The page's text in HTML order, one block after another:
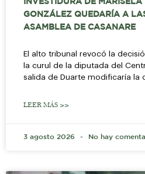
INVESTIDURA DE
GONZÁLEZ QUEDARÍA A
ASAMBLEA DE CASANARE
El alto tribunal revocó la
la curul de la diputada del
salida de Duarte modificaría la
LEER MÁS >>
3 agosto 2026 No hay